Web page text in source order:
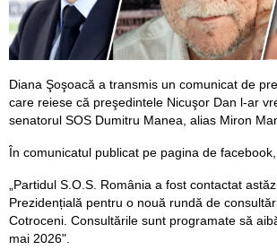
Diana Şoşoacă a transmis un comunicat de
care reiese că preşedintele Nicuşor Dan l-ar
senatorul SOS Dumitru Manea, alias Miron
În comunicatul publicat pe pagina de
„Partidul S.O.S. România a fost contactat
Prezidențială pentru o nouă rundă de
Cotroceni. Consultările sunt programate să
mai 2026".